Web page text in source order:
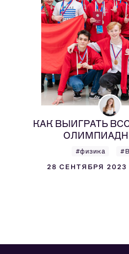
КАК ВЫИГРАТЬ
#физика
28 СЕНТЯБРЯ 2023